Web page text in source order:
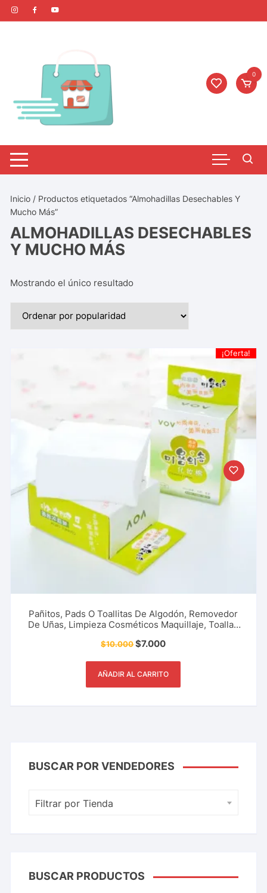
0
Inicio / Productos etiquetados “Almohadillas Desechables Y
Mucho Más”
ALMOHADILLAS DESECHABLES
Y MUCHO MÁS
Mostrando el único resultado
¡Oferta!
Pañitos, Pads O Toallitas De Algodón, Removedor
De Uñas, Limpieza Cosméticos Maquillaje, Toallas
$10.000$7.000
AÑADIR AL CARRITO
BUSCAR POR VENDEDORES
Filtrar por Tienda
BUSCAR PRODUCTOS